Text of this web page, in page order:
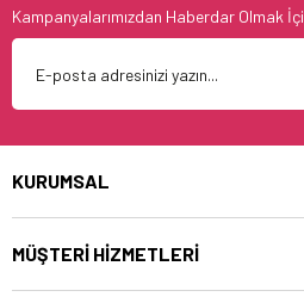
Kampanyalarımızdan Haberdar Olmak
KURUMSAL
MÜŞTERİ HİZMETLERİ